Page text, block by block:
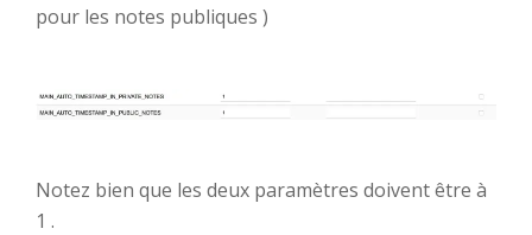
pour les notes publiques )
Notez bien que les deux paramètres doivent être à
1 .